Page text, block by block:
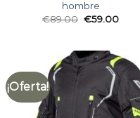
hombre
€89.00 €59.00
¡Oferta!